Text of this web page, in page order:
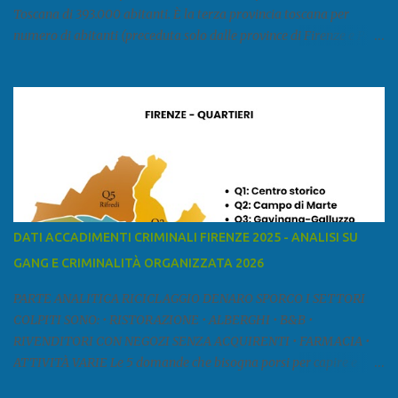
Toscana di 393.000 abitanti. È la terza provincia toscana per
numero di abitanti (preceduta solo dalle province di Firenze e Pisa)
a est con le province di Pistoia e di Firenze, a sud con la provincia di
Lucca Ÿ la Versilia Ÿ la Media Valle del Serchio Ÿ la Garfagnana
Fonte: wikipedia Presenze mafiose e criminali (principali) Le
presenze mafiose in provincia sono assai rilevanti. Si segnala che
nella relazione del 2001 della Commissione parlamentare
Livorno e Lucca agiscono i clan dei Fedele...” Dalla ricerc...
DATI ACCADIMENTI CRIMINALI FIRENZE 2025 - ANALISI SU
GANG E CRIMINALITÀ ORGANIZZATA 2026
PARTE ANALITICA RICICLAGGIO DENARO SPORCO I SETTORI
COLPITI SONO: • RISTORAZIONE • ALBERGHI • B&B •
RIVENDITORI CON NEGOZI SENZA ACQUIRENTI • FARMACIA •
ATTIVITÀ VARIE Le 5 domande che bisogna porsi per capire e